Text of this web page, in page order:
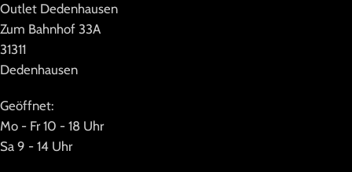
Outlet Dedenhausen
Zum Bahnhof 33A
31311
Dedenhausen
Geöffnet:
Mo - Fr 10 - 18 Uhr
Sa 9 - 14 Uhr